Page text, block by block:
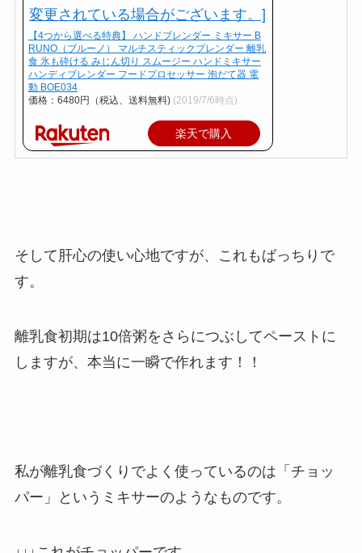
【4つから選べる特典】 ハンドブレンダー ミキサー B
RUNO（ブルーノ） マルチスティックブレンダー 離乳
食 氷も砕ける みじん切り スムージー ハンドミキサー
ハンディブレンダー フードプロセッサー 泡だて器 電
動 BOE034
価格：6480円（税込、送料無料) (2019/7/6時点)
楽天で購入
そして肝心の使い心地ですが、これもばっちりで
す。
離乳食初期は10倍粥をさらにつぶしてペーストに
しますが、本当に一瞬で作れます！！
私が離乳食づくりでよく使っているのは「チョッ
パー」というミキサーのようなものです。